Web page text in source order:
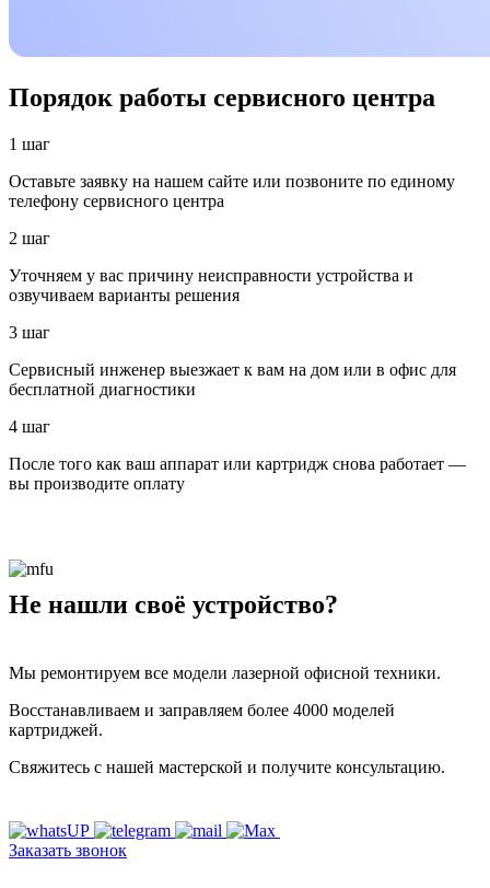
Порядок работы сервисного центра
1 шаг
Оставьте заявку на нашем сайте или позвоните по единому
телефону сервисного центра
2 шаг
Уточняем у вас причину неисправности устройства и
озвучиваем варианты решения
3 шаг
Сервисный инженер выезжает к вам на дом или в офис для
бесплатной диагностики
4 шаг
После того как ваш аппарат или картридж снова работает —
вы производите оплату
Не нашли своё устройство?
Мы ремонтируем все модели лазерной офисной техники.
Восстанавливаем и заправляем более 4000 моделей
картриджей.
Свяжитесь с нашей мастерской и получите консультацию.
Заказать звонок